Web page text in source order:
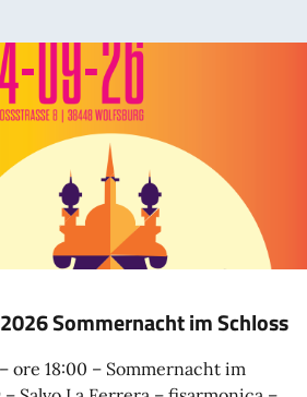
Sommernacht im Schloss
ore 18:00 – Sommernacht im